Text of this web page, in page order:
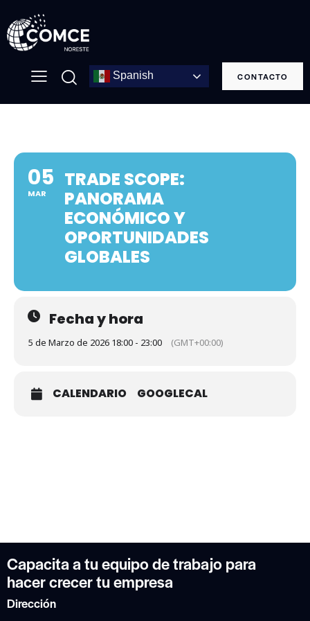
Spanish CONTACTO
05
MAR
TRADE SCOPE:
PANORAMA
ECONÓMICO Y
OPORTUNIDADES
GLOBALES
Fecha y hora
5 de Marzo de 2026 18:00 - 23:00 (GMT+00:00)
CALENDARIO GOOGLECAL
Capacita a tu equipo de trabajo para
hacer crecer tu empresa
Dirección